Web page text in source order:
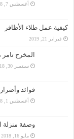
أغسطس 7, 2018
كيفية عمل طلاء الأظافر
فبراير 21, 2019
المخرج
سبتمبر 30, 2018
فوائد
أغسطس 1, 2018
وصفة منزلة
مايو 16, 2018